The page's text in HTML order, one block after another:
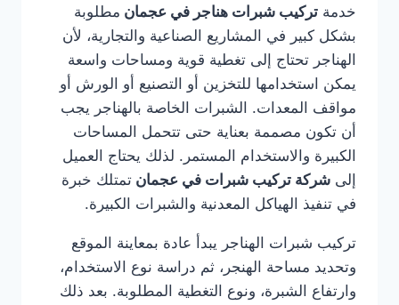
خدمة تركيب شبرات هناجر في عجمان مطلوبة
بشكل كبير في المشاريع الصناعية والتجارية، لأن
الهناجر تحتاج إلى تغطية قوية ومساحات واسعة
يمكن استخدامها للتخزين أو التصنيع أو الورش أو
مواقف المعدات. الشبرات الخاصة بالهناجر يجب
أن تكون مصممة بعناية حتى تتحمل المساحات
الكبيرة والاستخدام المستمر. لذلك يحتاج العميل
إلى شركة تركيب شبرات في عجمان تمتلك خبرة
في تنفيذ الهياكل المعدنية والشبرات الكبيرة.
تركيب شبرات الهناجر يبدأ عادة بمعاينة الموقع
وتحديد مساحة الهنجر، ثم دراسة نوع الاستخدام،
وارتفاع الشبرة، ونوع التغطية المطلوبة. بعد ذلك